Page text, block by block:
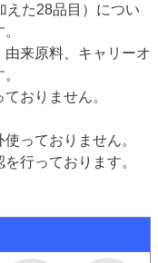
えた28品目）につい
来原料、キャリーオ
おりません。
っておりません。
行っております。